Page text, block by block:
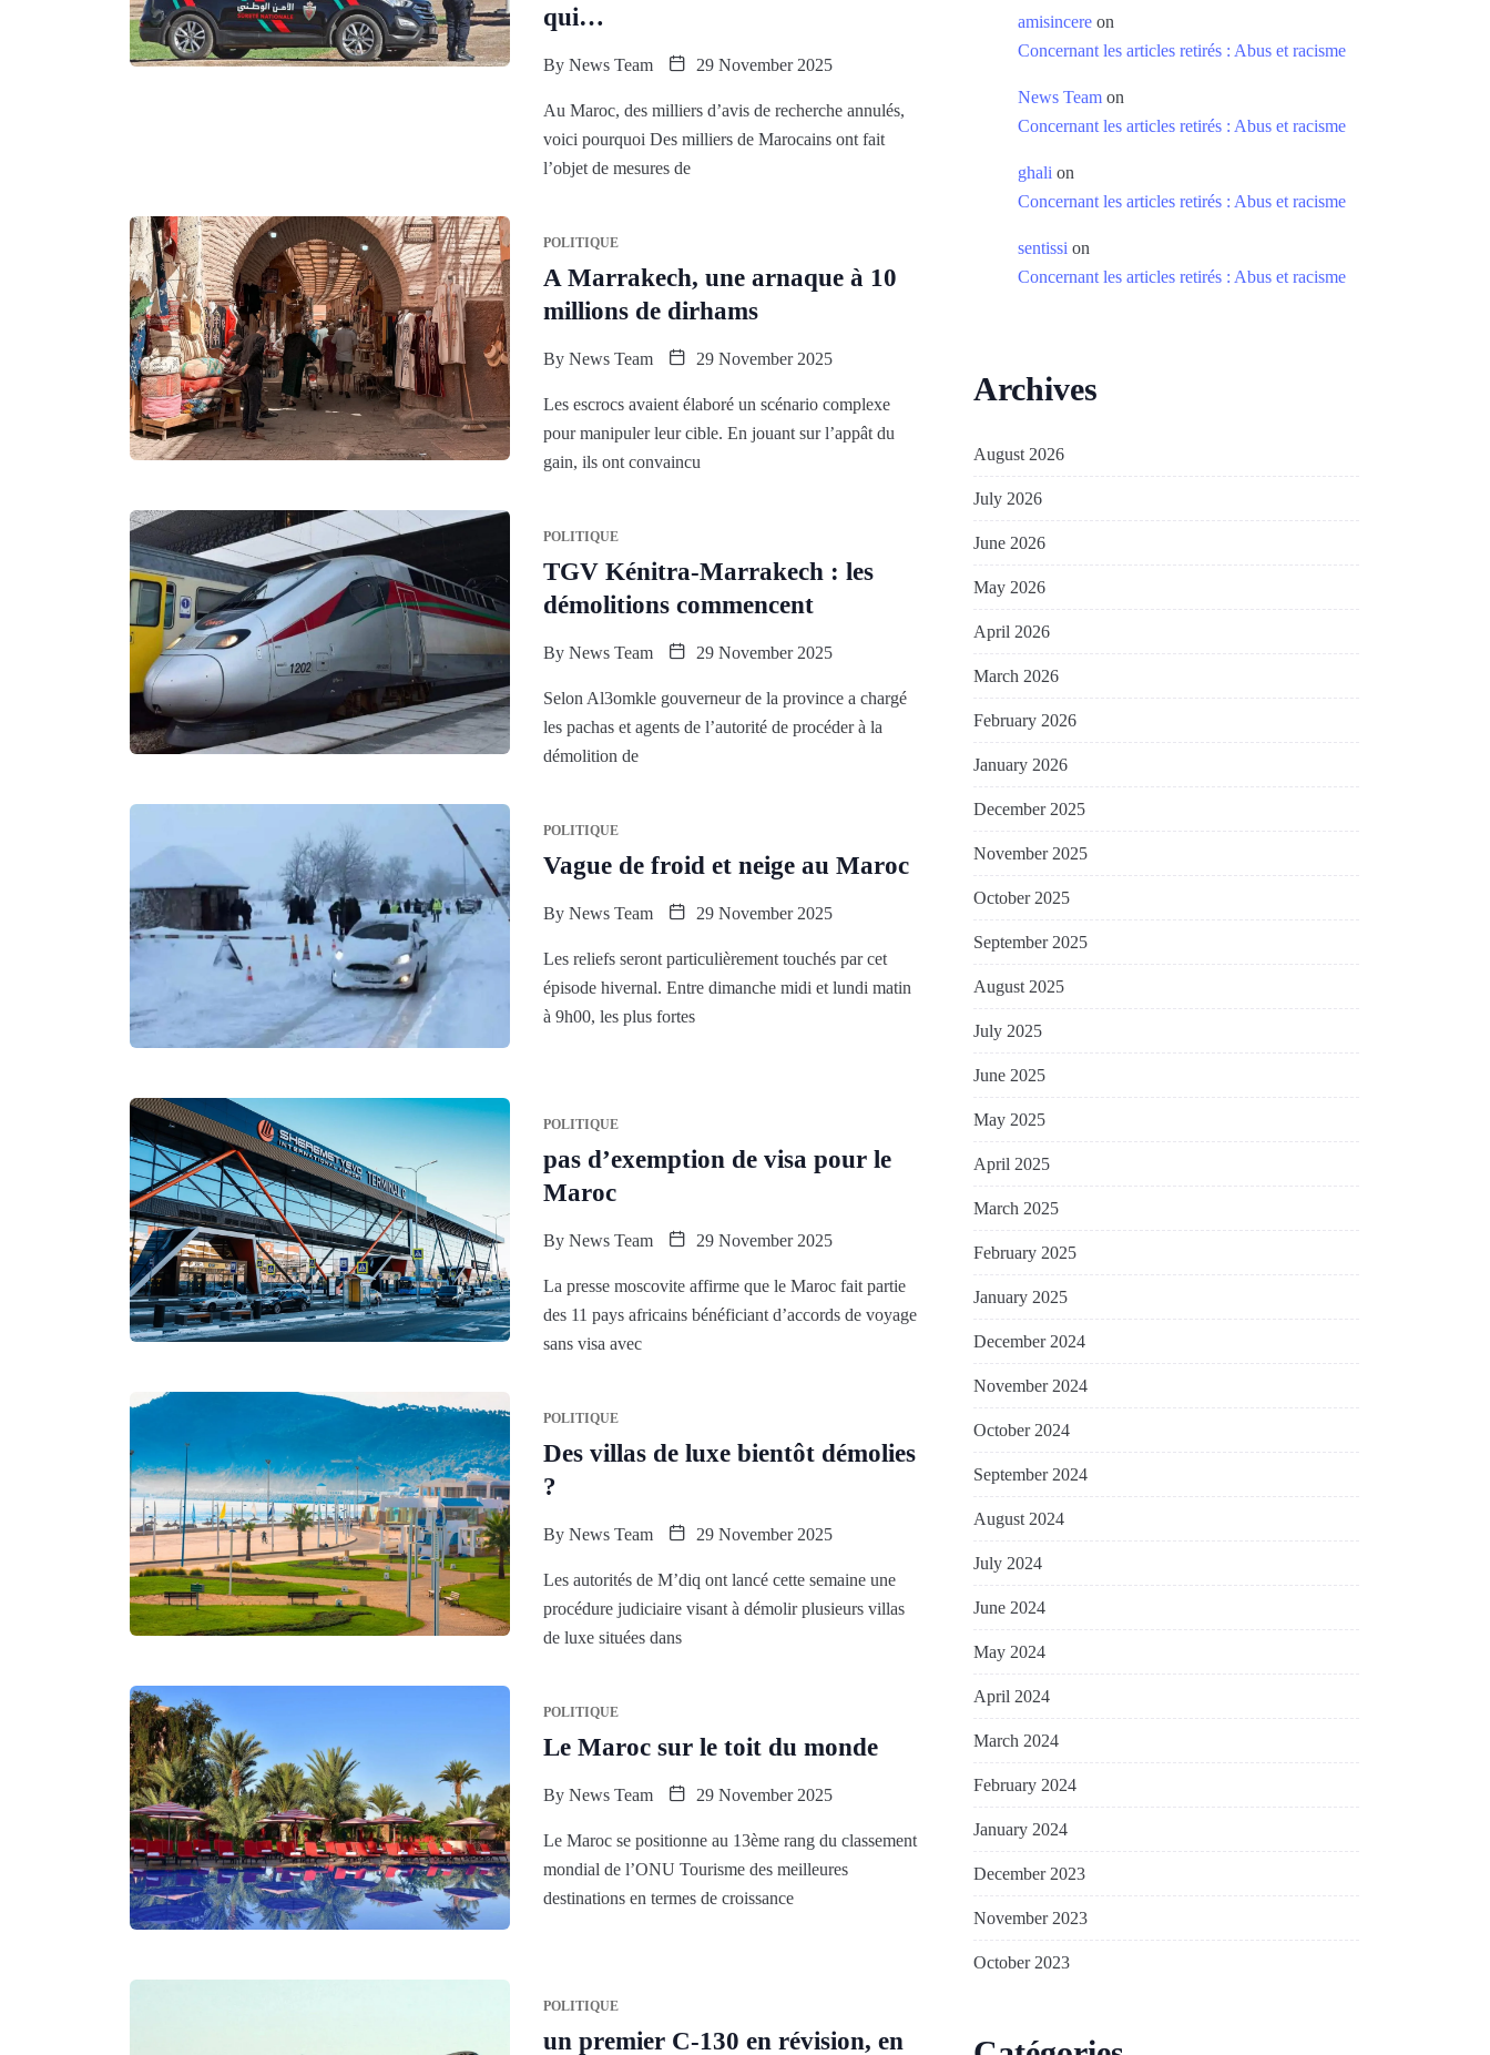
qui…
By News Team 29 November 2025
Au Maroc, des milliers d’avis de recherche annulés,
voici pourquoi Des milliers de Marocains ont fait
l’objet de mesures de
POLITIQUE
A Marrakech, une arnaque à 10
millions de dirhams
By News Team 29 November 2025
Les escrocs avaient élaboré un scénario complexe
pour manipuler leur cible. En jouant sur l’appât du
gain, ils ont convaincu
POLITIQUE
TGV Kénitra-Marrakech : les
démolitions commencent
By News Team 29 November 2025
Selon Al3omkle gouverneur de la province a chargé
les pachas et agents de l’autorité de procéder à la
démolition de
POLITIQUE
Vague de froid et neige au Maroc
By News Team 29 November 2025
Les reliefs seront particulièrement touchés par cet
épisode hivernal. Entre dimanche midi et lundi matin
à 9h00, les plus fortes
POLITIQUE
pas d’exemption de visa pour le
Maroc
By News Team 29 November 2025
La presse moscovite affirme que le Maroc fait partie
des 11 pays africains bénéficiant d’accords de voyage
sans visa avec
POLITIQUE
Des villas de luxe bientôt démolies
?
By News Team 29 November 2025
Les autorités de M’diq ont lancé cette semaine une
procédure judiciaire visant à démolir plusieurs villas
de luxe situées dans
POLITIQUE
Le Maroc sur le toit du monde
By News Team 29 November 2025
Le Maroc se positionne au 13ème rang du classement
mondial de l’ONU Tourisme des meilleures
destinations en termes de croissance
POLITIQUE
un premier C-130 en révision, en
amisincere on
Concernant les articles retirés : Abus et racisme
News Team on
Concernant les articles retirés : Abus et racisme
ghali on
Concernant les articles retirés : Abus et racisme
sentissi on
Concernant les articles retirés : Abus et racisme
Archives
August 2026
July 2026
June 2026
May 2026
April 2026
March 2026
February 2026
January 2026
December 2025
November 2025
October 2025
September 2025
August 2025
July 2025
June 2025
May 2025
April 2025
March 2025
February 2025
January 2025
December 2024
November 2024
October 2024
September 2024
August 2024
July 2024
June 2024
May 2024
April 2024
March 2024
February 2024
January 2024
December 2023
November 2023
October 2023